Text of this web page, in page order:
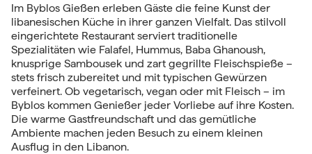
Im Byblos Gießen erleben Gäste die feine Kunst der
libanesischen Küche in ihrer ganzen Vielfalt. Das stilvoll
eingerichtete Restaurant serviert traditionelle
Spezialitäten wie Falafel, Hummus, Baba Ghanoush,
knusprige Sambousek und zart gegrillte Fleischspieße –
stets frisch zubereitet und mit typischen Gewürzen
verfeinert. Ob vegetarisch, vegan oder mit Fleisch – im
Byblos kommen Genießer jeder Vorliebe auf ihre Kosten.
Die warme Gastfreundschaft und das gemütliche
Ambiente machen jeden Besuch zu einem kleinen
Ausflug in den Libanon.